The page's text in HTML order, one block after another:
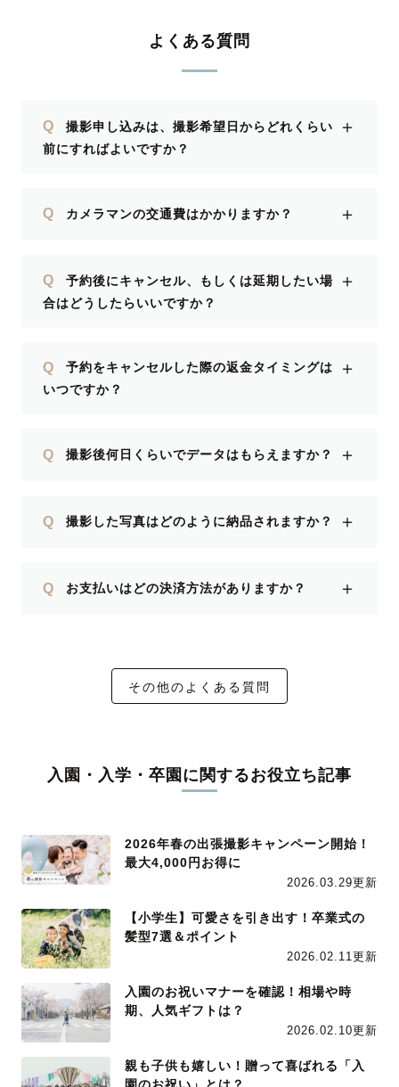
した。また機会がございましたら、よろ
よくある質問
Q
撮影申し込みは、撮影希望日からどれくらい
前にすればよいですか？
＋
Q カメラマンの交通費はかかりますか？ ＋
Q
予約後にキャンセル、もしくは延期したい場
合はどうしたらいいですか？
＋
Q
予約をキャンセルした際の返金タイミングは
いつですか？
＋
Q 撮影後何日くらいでデータはもらえますか？ ＋
Q 撮影した写真はどのように納品されますか？ ＋
Q お支払いはどの決済方法がありますか？ ＋
その他のよくある質問
入園・入学・卒園に関するお役立ち記事
2026年春の出張撮影キャンペーン開始！
最大4,000円お得に
2026.03.29更新
【小学生】可愛さを引き出す！卒業式の
髪型7選＆ポイント
2026.02.11更新
入園のお祝いマナーを確認！相場や時
期、人気ギフトは？
2026.02.10更新
親も子供も嬉しい！贈って喜ばれる「入